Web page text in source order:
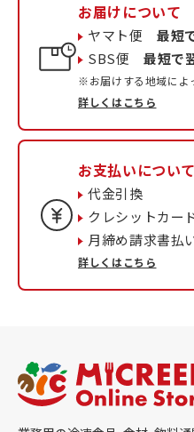
お届けについて
ヤマト便最短
SBS便最短で
※お届けする地域によ
詳しくはこちら
お支払いについて
代金引換
クレシットカー
月締め請求書払
詳しくはこちら